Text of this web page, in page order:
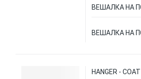
ВЕШАЛКА НА
ВЕШАЛКА НА
HANGER - COAT